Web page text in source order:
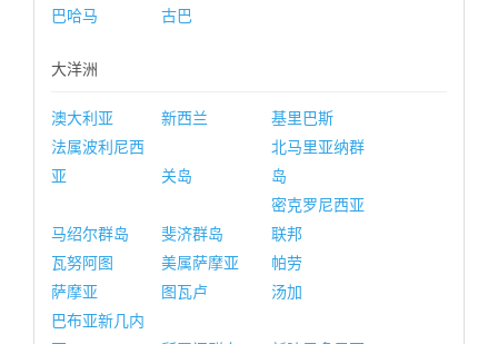
巴哈马
古巴
大洋洲
澳大利亚 新西兰
基里巴斯
法属波利尼西
亚
关岛
北马里亚纳群
岛
马绍尔群岛 斐济群岛
密克罗尼西亚
联邦
瓦努阿图
美属萨摩亚
帕劳
萨摩亚
图瓦卢
汤加
巴布亚新几内